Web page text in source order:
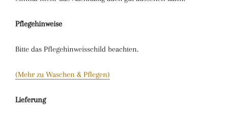
Pflegehinweise
Bitte das Pflegehinweisschild beachten.
(Mehr zu Waschen & Pflegen)
Lieferung